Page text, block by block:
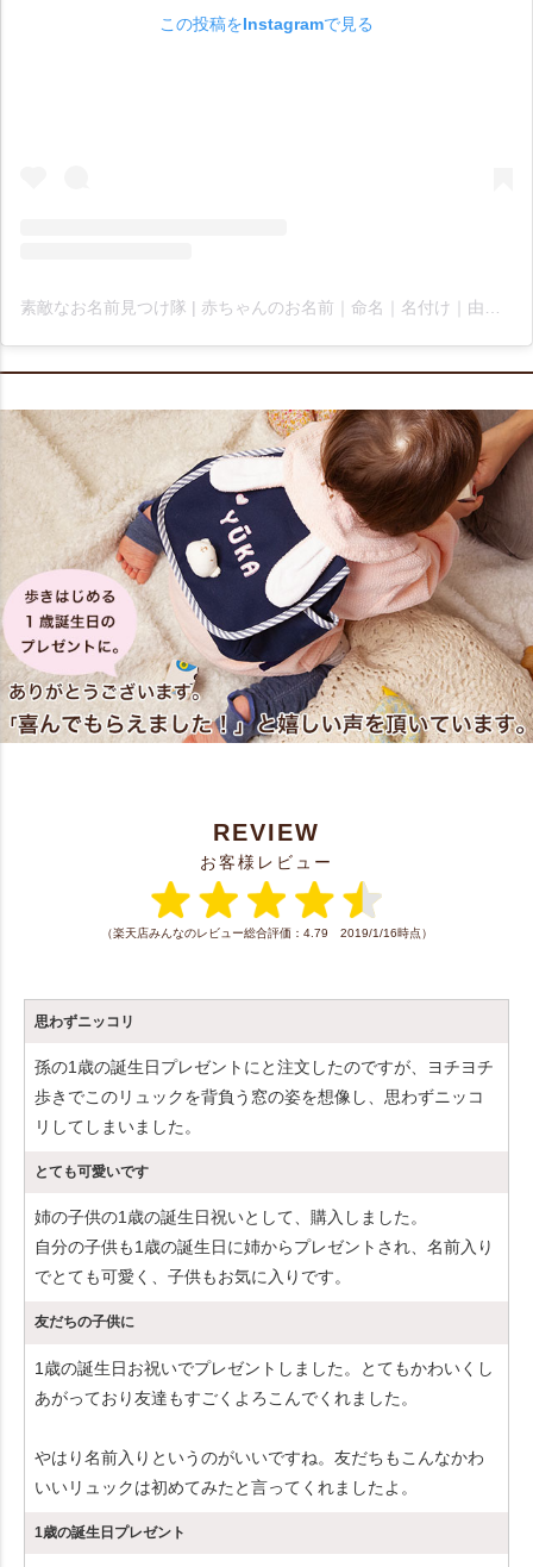
この投稿をInstagramで見る
素敵なお名前見つけ隊 | 赤ちゃんのお名前｜命名｜名付け｜由来｜お名前クイズ(@peace_baby_goose)がシェアした投稿
REVIEW
お客様レビュー
（楽天店みんなのレビュー総合評価：4.79 2019/1/16時点）
思わずニッコリ
孫の1歳の誕生日プレゼントにと注文したのですが、ヨチヨチ
歩きでこのリュックを背負う窓の姿を想像し、思わずニッコ
リしてしまいました。
とても可愛いです
姉の子供の1歳の誕生日祝いとして、購入しました。
自分の子供も1歳の誕生日に姉からプレゼントされ、名前入り
でとても可愛く、子供もお気に入りです。
友だちの子供に
1歳の誕生日お祝いでプレゼントしました。とてもかわいくし
あがっており友達もすごくよろこんでくれました。
やはり名前入りというのがいいですね。友だちもこんなかわ
いいリュックは初めてみたと言ってくれましたよ。
1歳の誕生日プレゼント